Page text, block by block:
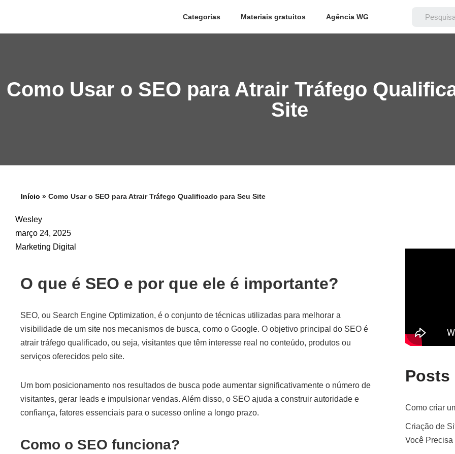
Categorias Materiais gratuitos Agência WG
Como Usar o SEO para Atrair Tráfego
Site
Início » Como Usar o SEO para Atrair Tráfego Qualificado para Seu Site
Wesley
março 24, 2025
Marketing Digital
O que é SEO e por que ele é importante?
SEO, ou Search Engine Optimization, é o conjunto de técnicas utilizadas para melhorar a
visibilidade de um site nos mecanismos de busca, como o Google. O objetivo principal do SEO é
atrair tráfego qualificado, ou seja, visitantes que têm interesse real no conteúdo, produtos ou
serviços oferecidos pelo site.
Um bom posicionamento nos resultados de busca pode aumentar significativamente o número de
visitantes, gerar leads e impulsionar vendas. Além disso, o SEO ajuda a construir autoridade e
confiança, fatores essenciais para o sucesso online a longo prazo.
Como o SEO funciona?
Posts
Como criar
Criação de
Você Precisa